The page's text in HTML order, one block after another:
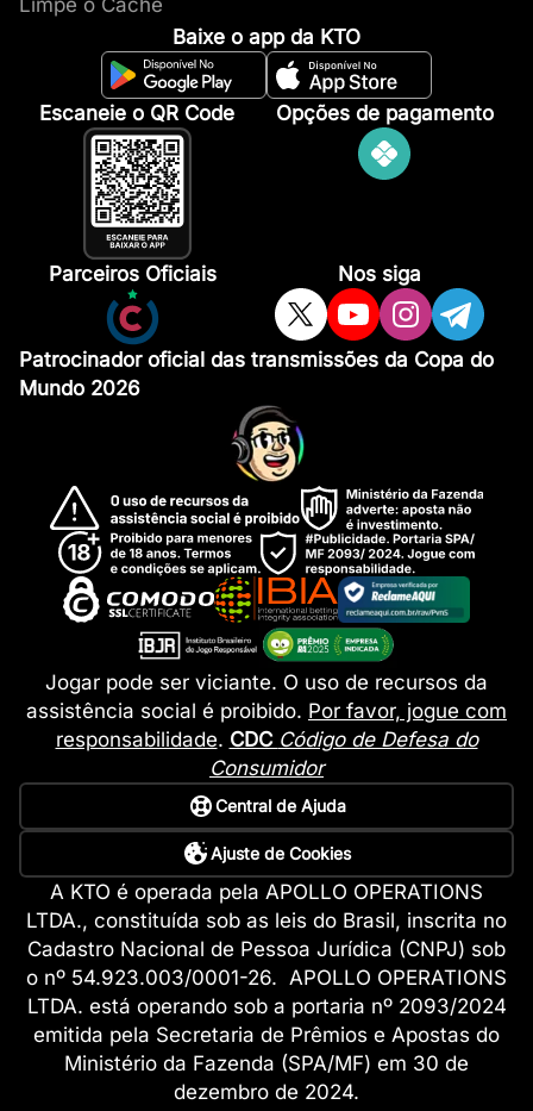
Baixe o app da KTO
Escaneie o QR Code Opções de pagamento
Parceiros Oficiais Nos siga
Patrocinador oficial das transmissões da Copa do
Mundo 2026
Jogar pode ser viciante. O uso de recursos da
assistência social é proibido. Por favor, jogue com
responsabilidade. CDC Código de Defesa do
Consumidor
Central de Ajuda
Ajuste de Cookies
A KTO é operada pela APOLLO OPERATIONS
LTDA., constituída sob as leis do Brasil, inscrita no
Cadastro Nacional de Pessoa Jurídica (CNPJ) sob
o nº 54.923.003/0001-26. APOLLO OPERATIONS
LTDA. está operando sob a portaria nº 2093/2024
emitida pela Secretaria de Prêmios e Apostas do
Ministério da Fazenda (SPA/MF) em 30 de
dezembro de 2024.